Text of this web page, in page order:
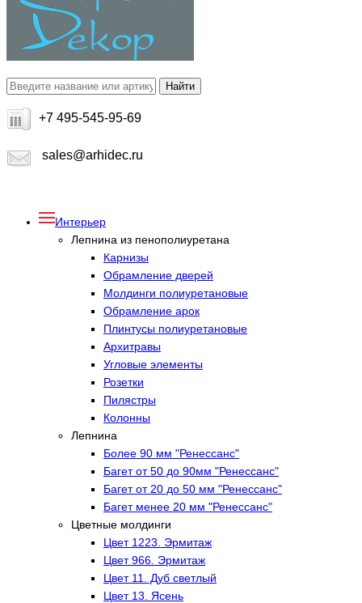
+7 495-545-95-69
sales@arhidec.ru
Интерьер
Лепнина из пенополиуретана
Карнизы
Обрамление дверей
Молдинги полиуретановые
Обрамление арок
Плинтусы полиуретановые
Архитравы
Угловые элементы
Розетки
Пилястры
Колонны
Лепнина
Более 90 мм "Ренессанс"
Багет от 50 до 90мм "Ренессанс"
Багет от 20 до 50 мм "Ренессанс"
Багет менее 20 мм "Ренессанс"
Цветные молдинги
Цвет 1223. Эрмитаж
Цвет 966. Эрмитаж
Цвет 11. Дуб светлый
Цвет 13. Ясень